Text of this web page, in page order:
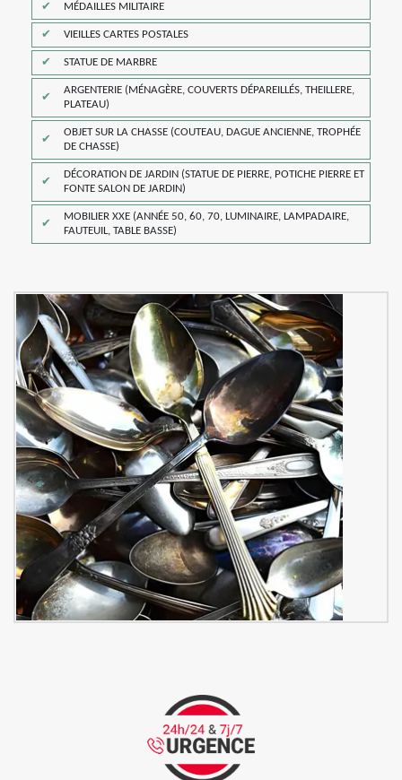
MÉDAILLES MILITAIRE
VIEILLES CARTES POSTALES
STATUE DE MARBRE
ARGENTERIE (MÉNAGÈRE, COUVERTS DÉPAREILLÉS, THEILLERE,
PLATEAU)
OBJET SUR LA CHASSE (COUTEAU, DAGUE ANCIENNE, TROPHÉE
DE CHASSE)
DÉCORATION DE JARDIN (STATUE DE PIERRE, POTICHE PIERRE ET
FONTE SALON DE JARDIN)
MOBILIER XXE (ANNÉE 50, 60, 70, LUMINAIRE, LAMPADAIRE,
FAUTEUIL, TABLE BASSE)